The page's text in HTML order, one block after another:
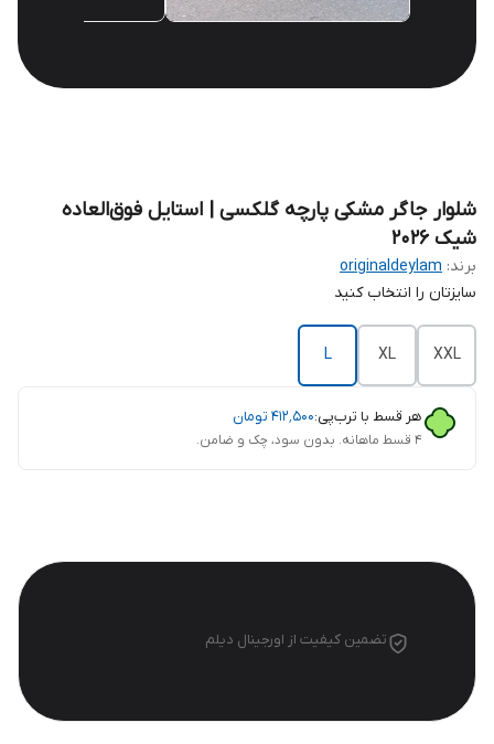
شلوار جاگر مشکی پارچه گلکسی | استایل فوق‌العاده
شیک 2026
برند: originaldeylam
سایزتان را انتخاب کنید
XXL
XL
L
هر قسط با ترب‌پی:۴۱۲٬۵۰۰ تومان
۴ قسط ماهانه. بدون سود، چک و ضامن.
تضمین کیفیت از اورجینال دیلم